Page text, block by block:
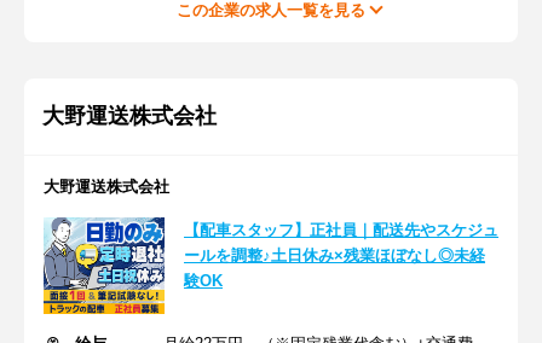
この企業の求人一覧を見る
大野運送株式会社
大野運送株式会社
【配車スタッフ】正社員｜配送先やスケジュ
ールを調整♪土日休み×残業ほぼなし◎未経
験OK